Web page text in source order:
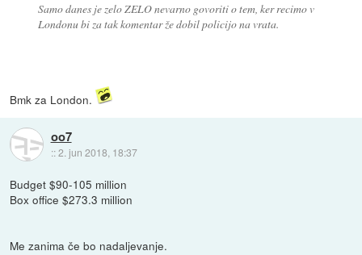
Samo danes je zelo ZELO nevarno govoriti o tem, ker recimo v
Londonu bi za tak komentar že dobil policijo na vrata.
Bmk za London.
oo7
::2. jun 2018, 18:37
Budget $90-105 million
Box office $273.3 million
Me zanima če bo nadaljevanje.